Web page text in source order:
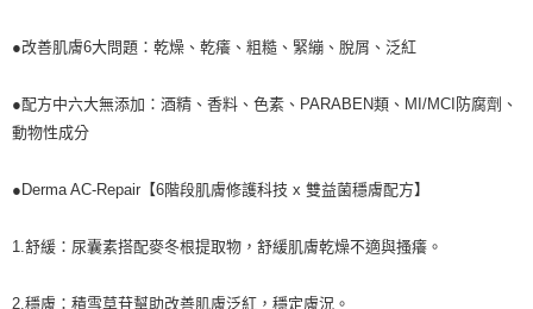
●改善肌膚6大問題：乾燥、乾癢、粗糙、緊繃、脫屑、泛紅
●配方中六大無添加：酒精、香料、色素、PARABEN類、MI/MCI防腐劑、
動物性成分
●Derma AC-Repair【6階段肌膚修護科技 x 雙益菌穩膚配方】
1.舒緩：尿囊素搭配麥冬根提取物，舒緩肌膚乾燥不適與搔癢。
2.穩膚：積雪草苷幫助改善肌膚泛紅，穩定膚況。